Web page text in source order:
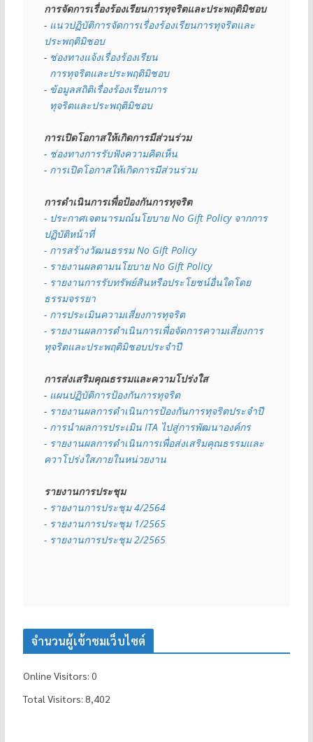
การจัดการเรื่องร้องเรียนการทุจริตและประพฤติมิชอบ
- แนวปฏิบัติการจัดการเรื่องร้องเรียนการทุจริตและ
ประพฤติมิชอบ
- ช่องทางแจ้งเรื่องร้องเรียน
  การทุจริตและประพฤติมิชอบ
- ข้อมูลสถิติเรื่องร้องเรียนการ
  ทุจริตและประพฤติมิชอบ
การเปิดโอกาสให้เกิดการมีส่วนร่วม
- ช่องทางการรับฟังความคิดเห็น
- การเปิดโอกาสให้เกิดการมีส่วนร่วม
การดำเนินการเพื่อป้องกันการทุจริต
- ประกาศเจตนารมณ์นโยบาย No Gift Policy จากการ
ปฏิบัติหน้าที่
- การสร้างวัฒนธรรม No Gift Policy
- รายงานผลตามนโยบาย No Gift Policy
- รายงานการรับทรัพย์สินหรือประโยชน์อื่นใดโดย
ธรรมจรรยา
- การประเมินความเสี่ยงการทุจริต
- รายงานผลการดำเนินการเพื่อจัดการความเสี่ยงการ
ทุจริตและประพฤติมิชอบประจำปี
การส่งเสริมคุณธรรมและความโปร่งใส
- แผนปฏิบัติการป้องกันการทุจริต
- รายงานผลการดำเนินการป้องกันการทุจริตประจำปี
- การนำผลการประเมิน ITA ไปสู่การพัฒนาองค์กร
- รายงานผลการดำเนินการเพื่อส่งเสริมคุณธรรมและ
ควาโปร่งใสภายในหน่วยงาน
รายงานการประชุม
- รายงานการประชุม 4/2564
- รายงานการประชุม 1/2565
- รายงานการประชุม 2/2565
จำนวนผู้เข้าชมเว็บไซต์
Online Visitors: 0
Total Visitors: 8,402